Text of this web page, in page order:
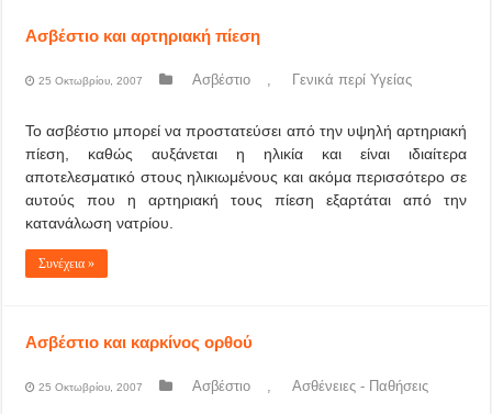
Ασβέστιο και αρτηριακή πίεση
25 Οκτωβρίου, 2007 Ασβέστιο , Γενικά περί Υγείας
Το ασβέστιο μπορεί να προστατεύσει από την υψηλή αρτηριακή
πίεση, καθώς αυξάνεται η ηλικία και είναι ιδιαίτερα
αποτελεσματικό στους ηλικιωμένους και ακόμα περισσότερο σε
αυτούς που η αρτηριακή τους πίεση εξαρτάται από την
κατανάλωση νατρίου.
Συνέχεια »
Ασβέστιο και καρκίνος ορθού
25 Οκτωβρίου, 2007 Ασβέστιο , Ασθένειες - Παθήσεις